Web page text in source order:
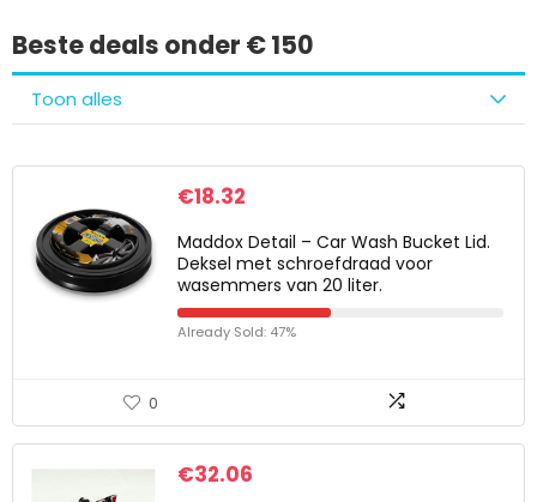
Beste deals onder € 150
Toon alles
€18.32
Maddox Detail – Car Wash Bucket Lid.
Deksel met schroefdraad voor
wasemmers van 20 liter.
Already Sold: 47%
0
€32.06